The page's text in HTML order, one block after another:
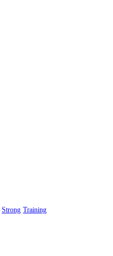
Strong Training